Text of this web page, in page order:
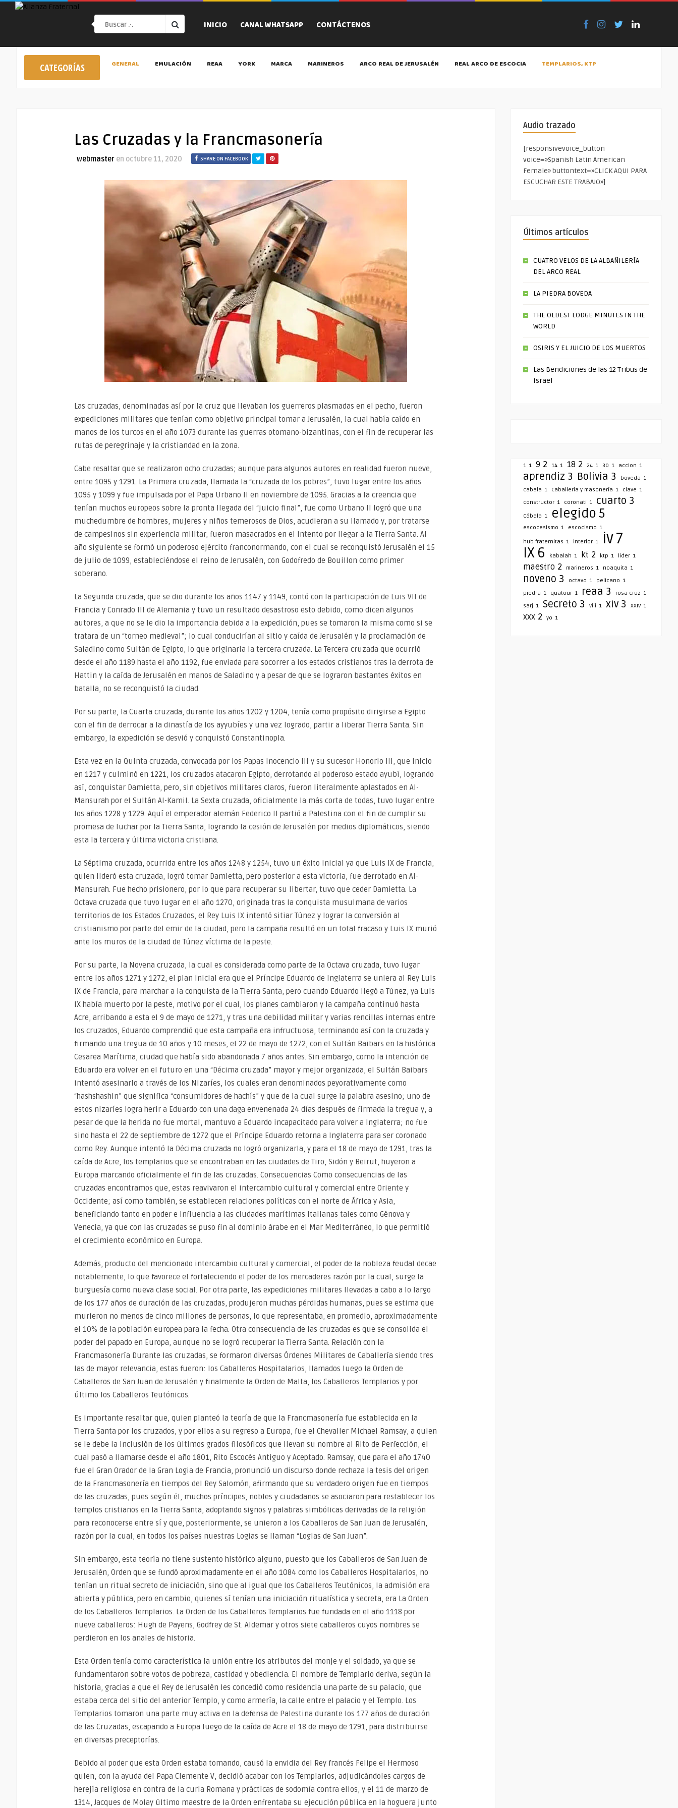
INICIO CANAL WHATSAPP CONTÁCTENOS
CATEGORÍAS GENERAL EMULACIÓN REAA YORK MARCA MARINEROS ARCO REAL DE JERUSALÉN REAL ARCO DE ESCOCIA TEMPLARIOS, KTP
Las Cruzadas y la Francmasonería
webmaster en octubre 11, 2020 SHARE ON FACEBOOK
Las cruzadas, denominadas así por la cruz que llevaban los guerreros plasmadas en el pecho, fueron
expediciones militares que tenían como objetivo principal tomar a Jerusalén, la cual había caído en
manos de los turcos en el año 1073 durante las guerras otomano-bizantinas, con el fin de recuperar las
rutas de peregrinaje y la cristiandad en la zona.
Cabe resaltar que se realizaron ocho cruzadas; aunque para algunos autores en realidad fueron nueve,
entre 1095 y 1291. La Primera cruzada, llamada la “cruzada de los pobres”, tuvo lugar entre los años
1095 y 1099 y fue impulsada por el Papa Urbano II en noviembre de 1095. Gracias a la creencia que
tenían muchos europeos sobre la pronta llegada del “juicio final”, fue como Urbano II logró que una
muchedumbre de hombres, mujeres y niños temerosos de Dios, acudieran a su llamado y, por tratarse
de campesinos sin experiencia militar, fueron masacrados en el intento por llegar a la Tierra Santa. Al
año siguiente se formó un poderoso ejército franconormando, con el cual se reconquistó Jerusalén el 15
de julio de 1099, estableciéndose el reino de Jerusalén, con Godofredo de Bouillon como primer
soberano.
La Segunda cruzada, que se dio durante los años 1147 y 1149, contó con la participación de Luis VII de
Francia y Conrado III de Alemania y tuvo un resultado desastroso esto debido, como dicen algunos
autores, a que no se le dio la importancia debida a la expedición, pues se tomaron la misma como si se
tratara de un “torneo medieval”; lo cual conducirían al sitio y caída de Jerusalén y la proclamación de
Saladino como Sultán de Egipto, lo que originaria la tercera cruzada. La Tercera cruzada que ocurrió
desde el año 1189 hasta el año 1192, fue enviada para socorrer a los estados cristianos tras la derrota de
Hattin y la caída de Jerusalén en manos de Saladino y a pesar de que se lograron bastantes éxitos en
batalla, no se reconquistó la ciudad.
Por su parte, la Cuarta cruzada, durante los años 1202 y 1204, tenía como propósito dirigirse a Egipto
con el fin de derrocar a la dinastía de los ayyubíes y una vez logrado, partir a liberar Tierra Santa. Sin
embargo, la expedición se desvió y conquistó Constantinopla.
Esta vez en la Quinta cruzada, convocada por los Papas Inocencio III y su sucesor Honorio III, que inicio
en 1217 y culminó en 1221, los cruzados atacaron Egipto, derrotando al poderoso estado ayubí, logrando
así, conquistar Damietta, pero, sin objetivos militares claros, fueron literalmente aplastados en Al-
Mansurah por el Sultán Al-Kamil. La Sexta cruzada, oficialmente la más corta de todas, tuvo lugar entre
los años 1228 y 1229. Aquí el emperador alemán Federico II partió a Palestina con el fin de cumplir su
promesa de luchar por la Tierra Santa, logrando la cesión de Jerusalén por medios diplomáticos, siendo
esta la tercera y última victoria cristiana.
La Séptima cruzada, ocurrida entre los años 1248 y 1254, tuvo un éxito inicial ya que Luis IX de Francia,
quien lideró esta cruzada, logró tomar Damietta, pero posterior a esta victoria, fue derrotado en Al-
Mansurah. Fue hecho prisionero, por lo que para recuperar su libertar, tuvo que ceder Damietta. La
Octava cruzada que tuvo lugar en el año 1270, originada tras la conquista musulmana de varios
territorios de los Estados Cruzados, el Rey Luis IX intentó sitiar Túnez y lograr la conversión al
cristianismo por parte del emir de la ciudad, pero la campaña resultó en un total fracaso y Luis IX murió
ante los muros de la ciudad de Túnez víctima de la peste.
Por su parte, la Novena cruzada, la cual es considerada como parte de la Octava cruzada, tuvo lugar
entre los años 1271 y 1272, el plan inicial era que el Príncipe Eduardo de Inglaterra se uniera al Rey Luis
IX de Francia, para marchar a la conquista de la Tierra Santa, pero cuando Eduardo llegó a Túnez, ya Luis
IX había muerto por la peste, motivo por el cual, los planes cambiaron y la campaña continuó hasta
Acre, arribando a esta el 9 de mayo de 1271, y tras una debilidad militar y varias rencillas internas entre
los cruzados, Eduardo comprendió que esta campaña era infructuosa, terminando así con la cruzada y
firmando una tregua de 10 años y 10 meses, el 22 de mayo de 1272, con el Sultán Baibars en la histórica
Cesarea Marítima, ciudad que había sido abandonada 7 años antes. Sin embargo, como la intención de
Eduardo era volver en el futuro en una “Décima cruzada” mayor y mejor organizada, el Sultán Baibars
intentó asesinarlo a través de los Nizaríes, los cuales eran denominados peyorativamente como
“hashshashin” que significa “consumidores de hachís” y que de la cual surge la palabra asesino; uno de
estos nizaríes logra herir a Eduardo con una daga envenenada 24 días después de firmada la tregua y, a
pesar de que la herida no fue mortal, mantuvo a Eduardo incapacitado para volver a Inglaterra; no fue
sino hasta el 22 de septiembre de 1272 que el Príncipe Eduardo retorna a Inglaterra para ser coronado
como Rey. Aunque intentó la Décima cruzada no logró organizarla, y para el 18 de mayo de 1291, tras la
caída de Acre, los templarios que se encontraban en las ciudades de Tiro, Sidón y Beirut, huyeron a
Europa marcando oficialmente el fin de las cruzadas. Consecuencias Como consecuencias de las
cruzadas encontramos que, estas reavivaron el intercambio cultural y comercial entre Oriente y
Occidente; así como también, se establecen relaciones políticas con el norte de África y Asia,
beneficiando tanto en poder e influencia a las ciudades marítimas italianas tales como Génova y
Venecia, ya que con las cruzadas se puso fin al dominio árabe en el Mar Mediterráneo, lo que permitió
el crecimiento económico en Europa.
Además, producto del mencionado intercambio cultural y comercial, el poder de la nobleza feudal decae
notablemente, lo que favorece el fortaleciendo el poder de los mercaderes razón por la cual, surge la
burguesía como nueva clase social. Por otra parte, las expediciones militares llevadas a cabo a lo largo
de los 177 años de duración de las cruzadas, produjeron muchas pérdidas humanas, pues se estima que
murieron no menos de cinco millones de personas, lo que representaba, en promedio, aproximadamente
el 10% de la población europea para la fecha. Otra consecuencia de las cruzadas es que se consolida el
poder del papado en Europa, aunque no se logró recuperar la Tierra Santa. Relación con la
Francmasonería Durante las cruzadas, se formaron diversas Órdenes Militares de Caballería siendo tres
las de mayor relevancia, estas fueron: los Caballeros Hospitalarios, llamados luego la Orden de
Caballeros de San Juan de Jerusalén y finalmente la Orden de Malta, los Caballeros Templarios y por
último los Caballeros Teutónicos.
Es importante resaltar que, quien planteó la teoría de que la Francmasonería fue establecida en la
Tierra Santa por los cruzados, y por ellos a su regreso a Europa, fue el Chevalier Michael Ramsay, a quien
se le debe la inclusión de los últimos grados filosóficos que llevan su nombre al Rito de Perfección, el
cual pasó a llamarse desde el año 1801, Rito Escocés Antiguo y Aceptado. Ramsay, que para el año 1740
fue el Gran Orador de la Gran Logia de Francia, pronunció un discurso donde rechaza la tesis del origen
de la Francmasonería en tiempos del Rey Salomón, afirmando que su verdadero origen fue en tiempos
de las cruzadas, pues según él, muchos príncipes, nobles y ciudadanos se asociaron para restablecer los
templos cristianos en la Tierra Santa, adoptando signos y palabras simbólicas derivadas de la religión
para reconocerse entre sí y que, posteriormente, se unieron a los Caballeros de San Juan de Jerusalén,
razón por la cual, en todos los países nuestras Logias se llaman “Logias de San Juan”.
Sin embargo, esta teoría no tiene sustento histórico alguno, puesto que los Caballeros de San Juan de
Jerusalén, Orden que se fundó aproximadamente en el año 1084 como los Caballeros Hospitalarios, no
tenían un ritual secreto de iniciación, sino que al igual que los Caballeros Teutónicos, la admisión era
abierta y pública, pero en cambio, quienes sí tenían una iniciación ritualística y secreta, era La Orden
de los Caballeros Templarios. La Orden de los Caballeros Templarios fue fundada en el año 1118 por
nueve caballeros: Hugh de Payens, Godfrey de St. Aldemar y otros siete caballeros cuyos nombres se
perdieron en los anales de historia.
Esta Orden tenía como característica la unión entre los atributos del monje y el soldado, ya que se
fundamentaron sobre votos de pobreza, castidad y obediencia. El nombre de Templario deriva, según la
historia, gracias a que el Rey de Jerusalén les concedió como residencia una parte de su palacio, que
estaba cerca del sitio del anterior Templo, y como armería, la calle entre el palacio y el Templo. Los
Templarios tomaron una parte muy activa en la defensa de Palestina durante los 177 años de duración
de las Cruzadas, escapando a Europa luego de la caída de Acre el 18 de mayo de 1291, para distribuirse
en diversas preceptorías.
Debido al poder que esta Orden estaba tomando, causó la envidia del Rey francés Felipe el Hermoso
quien, con la ayuda del Papa Clemente V, decidió acabar con los Templarios, adjudicándoles cargos de
herejía religiosa en contra de la curia Romana y prácticas de sodomía contra ellos, y el 11 de marzo de
1314, Jacques de Molay último maestre de la Orden enfrentaba su ejecución pública en la hoguera junto
Audio trazado
[responsivevoice_button
voice=»Spanish Latin American
Female» buttontext=»CLICK AQUI PARA
ESCUCHAR ESTE TRABAJO»]
Últimos artículos
CUATRO VELOS DE LA ALBAÑILERÍA
DEL ARCO REAL
LA PIEDRA BOVEDA
THE OLDEST LODGE MINUTES IN THE
WORLD
OSIRIS Y EL JUICIO DE LOS MUERTOS
Las Bendiciones de las 12 Tribus de
Israel
1 1 9 2 14 1 18 2 24 1 30 1 accion 1
aprendiz 3 Bolivia 3 boveda 1
cabala 1 Caballería y masonería 1 clave 1
constructor 1 coronati 1 cuarto 3
Cábala 1 elegido5
escocesismo 1 escocismo 1
hub fraternitas 1 interior 1 iv7
IX 6 kabalah 1 kt 2 ktp 1 lider 1
maestro 2 marineros 1 noaquita 1
noveno 3 octavo 1 pelicano 1
piedra 1 quatour 1 reaa 3 rosa cruz 1
sarj 1 Secreto 3 viii 1 xiv 3 XXIV 1
xxx 2 yo 1